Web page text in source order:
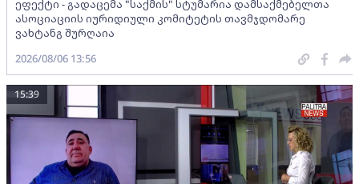
ეფექტი - გადაცემა "საქმის" სტუმარია დამსაქმებელთა
ასოციაციის იურიდიული კომიტეტის თავმჯდომარე
ვახტანგ შურღაია
2026/08/06 13:56
15:39